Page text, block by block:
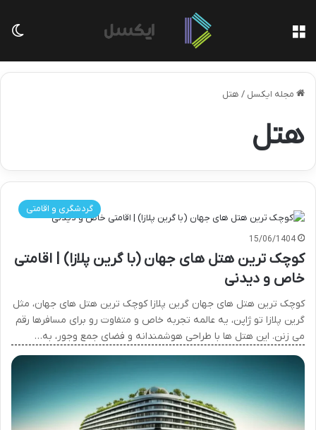
مجله ایکسل / هتل
هتل
گردشگری و اقامتی
15/06/1404
کوچک ترین هتل های جهان (با گرین پلازا) | اقامتی
خاص و دیدنی
کوچک ترین هتل های جهان گرین پلازا کوچک ترین هتل های جهان، مثل
گرین پلازا تو ژاپن، یه عالمه تجربه خاص و متفاوت رو برای مسافرها رقم
می زنن. این هتل ها با طراحی هوشمندانه و فضای جمع وجور، به…